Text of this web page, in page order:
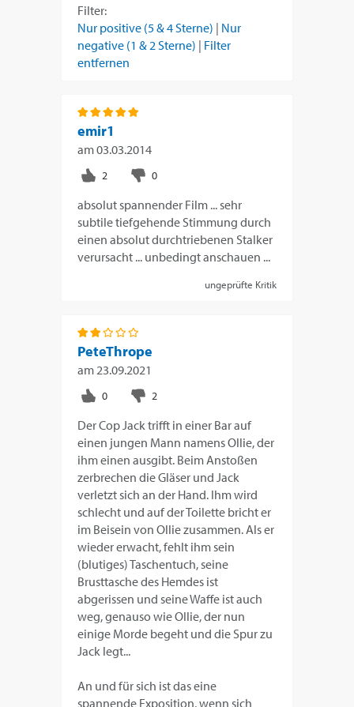
Filter:
Nur positive (5 & 4 Sterne) | Nur
negative (1 & 2 Sterne) | Filter
entfernen
emir1
am03.03.2014
absolut spannender Film ... sehr
subtile tiefgehende Stimmung durch
einen absolut durchtriebenen Stalker
verursacht ... unbedingt anschauen ...
ungeprüfte Kritik
PeteThrope
am23.09.2021
Der Cop Jack trifft in einer Bar auf
einen jungen Mann namens Ollie, der
ihm einen ausgibt. Beim Anstoßen
zerbrechen die Gläser und Jack
verletzt sich an der Hand. Ihm wird
schlecht und auf der Toilette bricht er
im Beisein von Ollie zusammen. Als er
wieder erwacht, fehlt ihm sein
(blutiges) Taschentuch, seine
Brusttasche des Hemdes ist
abgerissen und seine Waffe ist auch
weg, genauso wie Ollie, der nun
einige Morde begeht und die Spur zu
Jack legt...
An und für sich ist das eine
spannende Exposition, wenn sich